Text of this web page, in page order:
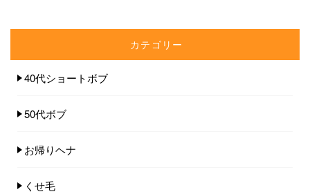
カテゴリー
40代ショートボブ
50代ボブ
お帰りヘナ
くせ毛